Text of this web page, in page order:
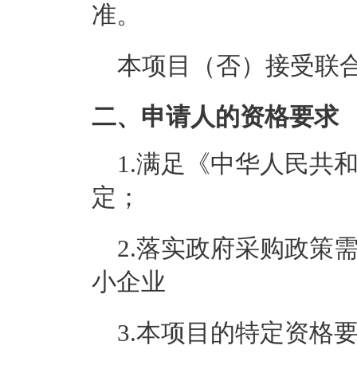
准。
本项目（否）接受联
二、申请人的资格要求
1.满足《中华人民共
定；
2.落实政府采购政策
小企业
3.本项目的特定资格